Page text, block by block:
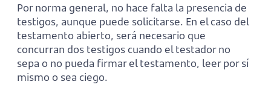
Por norma general, no hace falta la presencia de
testigos, aunque puede solicitarse. En el caso del
testamento abierto, será necesario que
concurran dos testigos cuando el testador no
sepa o no pueda firmar el testamento, leer por sí
mismo o sea ciego.